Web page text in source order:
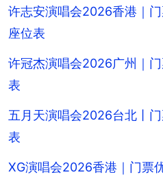
许志安演唱会2026香港｜
座位表
许冠杰演唱会2026广州｜
表
五月天演唱会2026台北丨
表
XG演唱会2026香港｜门票